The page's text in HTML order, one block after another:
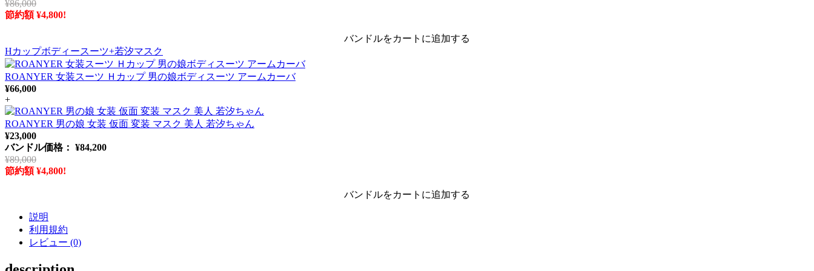
¥86,000
節約額 ¥4,800!
バンドルをカートに追加する
Hカップボディースーツ+若汐マスク
ROANYER 女装スーツ Ｈカップ 男の娘ボディスーツ アームカーバ
¥66,000
+
ROANYER 男の娘 女装 仮面 変装 マスク 美人 若汐ちゃん
¥23,000
バンドル価格： ¥84,200
¥89,000
節約額 ¥4,800!
バンドルをカートに追加する
説明
利用規約
レビュー (0)